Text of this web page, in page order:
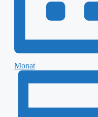
Monat